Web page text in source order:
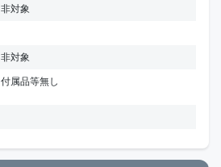
非対象
非対象
付属品等無し